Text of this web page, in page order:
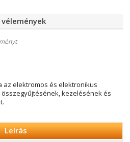
az elektromos és elektronikus
kezelésének és
Leírás